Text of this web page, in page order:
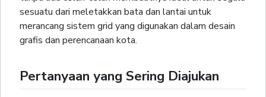
sesuatu dari meletakkan bata dan lantai untuk
merancang sistem grid yang digunakan dalam desain
grafis dan perencanaan kota.
Pertanyaan yang Sering Diajukan